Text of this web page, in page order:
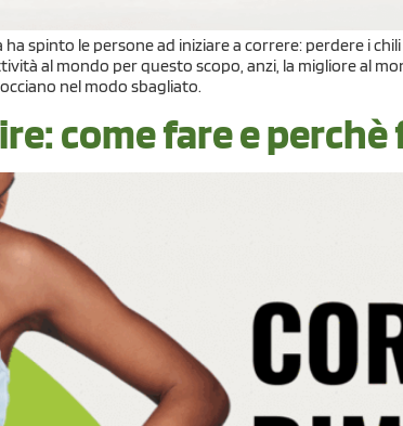
spinto le persone ad iniziare a correre: perdere i
al mondo per questo scopo, anzi, la migliore al
nel modo sbagliato.
come fare e